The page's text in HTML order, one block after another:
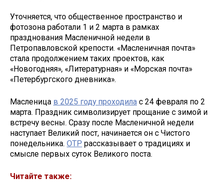
Уточняется, что общественное пространство и
фотозона работали 1 и 2 марта в рамках
празднования Масленичной недели в
Петропавловской крепости. «Масленичная почта»
стала продолжением таких проектов, как
«Новогодняя», «Литературная» и «Морская почта»
«Петербургского дневника».
Масленица в 2025 году проходила с 24 февраля по 2
марта. Праздник символизирует прощание с зимой и
встречу весны. Сразу после Масленичной недели
наступает Великий пост, начинается он с Чистого
понедельника. ОТР рассказывает о традициях и
смысле первых суток Великого поста.
Читайте также: